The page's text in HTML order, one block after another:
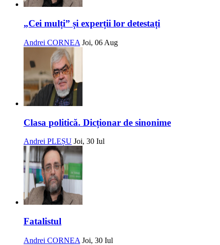
„Cei mulți” și experții lor detestați
Andrei CORNEA Joi, 06 Aug
Clasa politică. Dicționar de sinonime
Andrei PLEȘU Joi, 30 Iul
Fatalistul
Andrei CORNEA Joi, 30 Iul